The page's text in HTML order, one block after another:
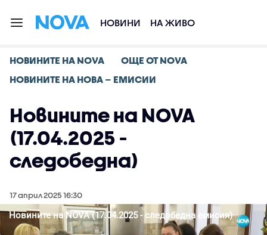
НОВИНИ НА ЖИВО
НОВИНИТЕ НА NOVA
ОЩЕ ОТ NOVA
НОВИНИТЕ НА НОВА – ЕМИСИИ
Новините на NOVA
(17.04.2025 -
следобедна)
17 април 2025 16:30